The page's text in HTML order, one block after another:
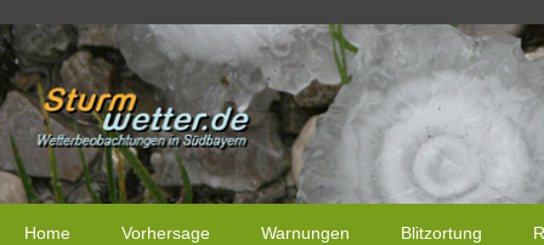
Home Vorhersage Warnungen Blitzortung